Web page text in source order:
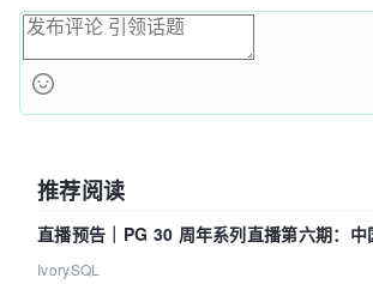
推荐阅读
直播预告｜PG 30 周年系列直播第六期：
我们改得动吗？我们贡献了什么？
IvorySQL